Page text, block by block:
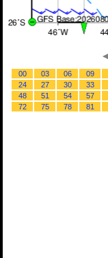
00 03 06 09
24
27 30 33
48
51 54 57
72
75 78 81